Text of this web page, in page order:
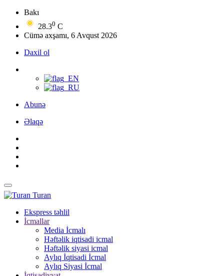
Bakı
28.30 C
Cümə axşamı, 6 Avqust 2026
Daxil ol
Abunə
Əlaqə
Turan
Ekspress təhlil
İcmallar
Media İcmalı
Həftəlik iqtisadi icmal
Həftəlik siyasi icmal
Aylıq İqtisadi İcmal
Aylıq Siyasi İcmal